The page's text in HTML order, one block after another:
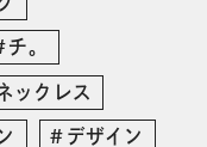
チ。
ックレス
デザイン